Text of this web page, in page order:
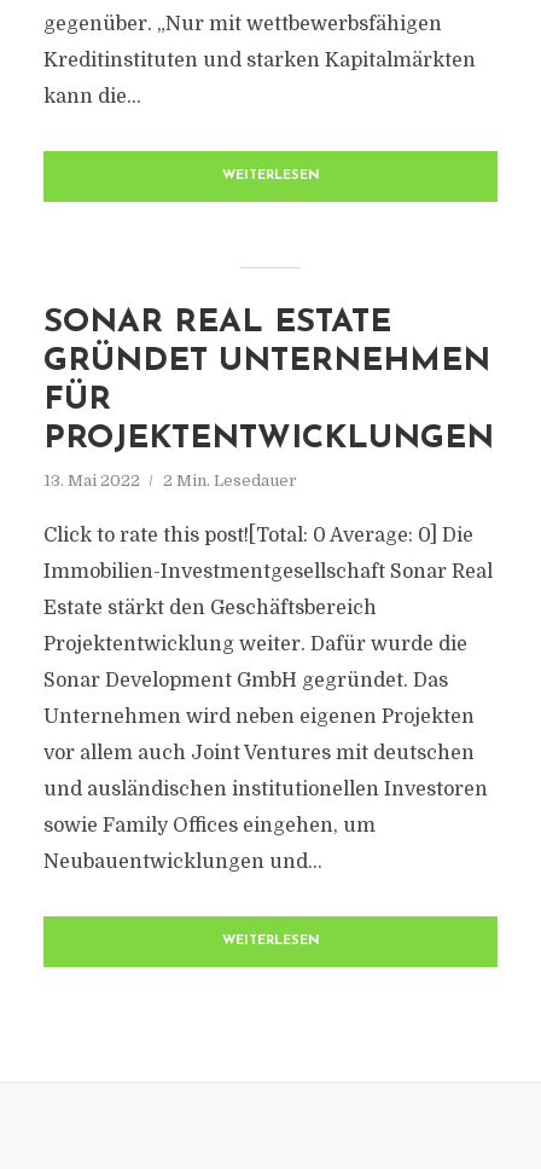
gegenüber. „Nur mit wettbewerbsfähigen
Kreditinstituten und starken Kapitalmärkten
kann die...
WEITERLESEN
SONAR REAL ESTATE
GRÜNDET UNTERNEHMEN
FÜR
PROJEKTENTWICKLUNGEN
13. Mai 2022 2 Min. Lesedauer
Click to rate this post![Total: 0 Average: 0] Die
Immobilien-Investmentgesellschaft Sonar Real
Estate stärkt den Geschäftsbereich
Projektentwicklung weiter. Dafür wurde die
Sonar Development GmbH gegründet. Das
Unternehmen wird neben eigenen Projekten
vor allem auch Joint Ventures mit deutschen
und ausländischen institutionellen Investoren
sowie Family Offices eingehen, um
Neubauentwicklungen und...
WEITERLESEN